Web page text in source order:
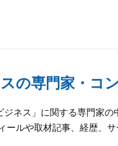
の専門家・コ
ネス」に関する専門家
ールや取材記事、経歴、サ